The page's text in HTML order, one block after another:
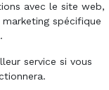
avec le site web,
spécifique
service si vous